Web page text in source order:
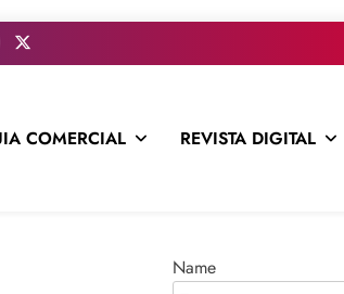
COMERCIAL REVISTA DIGITAL
Name